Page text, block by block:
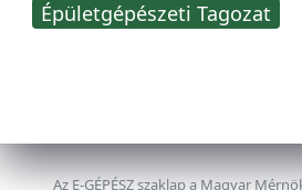
Épületgépészeti Tagozat
Az E-GÉPÉSZ szaklap a Magyar